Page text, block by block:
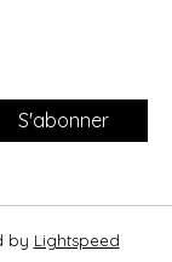
S'abonner
by Lightspeed